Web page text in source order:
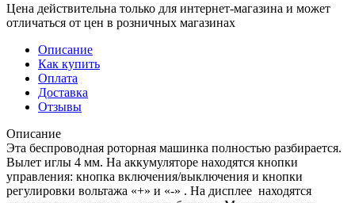
Цена действительна только для интернет-магазина и может
отличаться от цен в розничных магазинах
Описание
Как купить
Оплата
Доставка
Отзывы
Описание
Эта беспроводная роторная машинка полностью разбирается.
Вылет иглы 4 мм. На аккумуляторе находятся кнопки
управления: кнопка включения/выключения и кнопки
регулировки вольтажа «+» и «-» . На дисплее находятся